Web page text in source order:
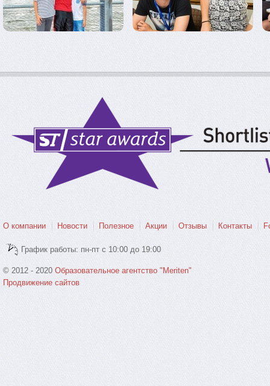
О компании Новости Полезное Акции Отзывы Контакты
График работы: пн-пт с 10:00 до 19:00
© 2012 - 2020 Образовательное агентство "Meriten"
Продвижение сайтов